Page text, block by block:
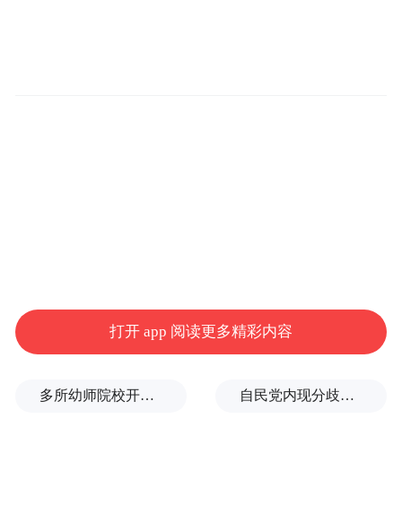
打开 app 阅读更多精彩内容
多所幼师院校开设养老专业 自民党内现分歧，不少对华友好议员疏远高市内阁